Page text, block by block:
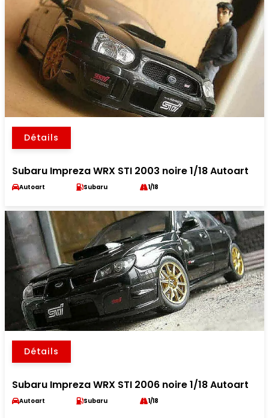
Détails
Subaru Impreza WRX STI 2003 noire 1/18 Autoart
Autoart Subaru 1/18
Détails
Subaru Impreza WRX STI 2006 noire 1/18 Autoart
Autoart Subaru 1/18